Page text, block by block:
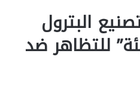
البترول
للتظاهر ضد